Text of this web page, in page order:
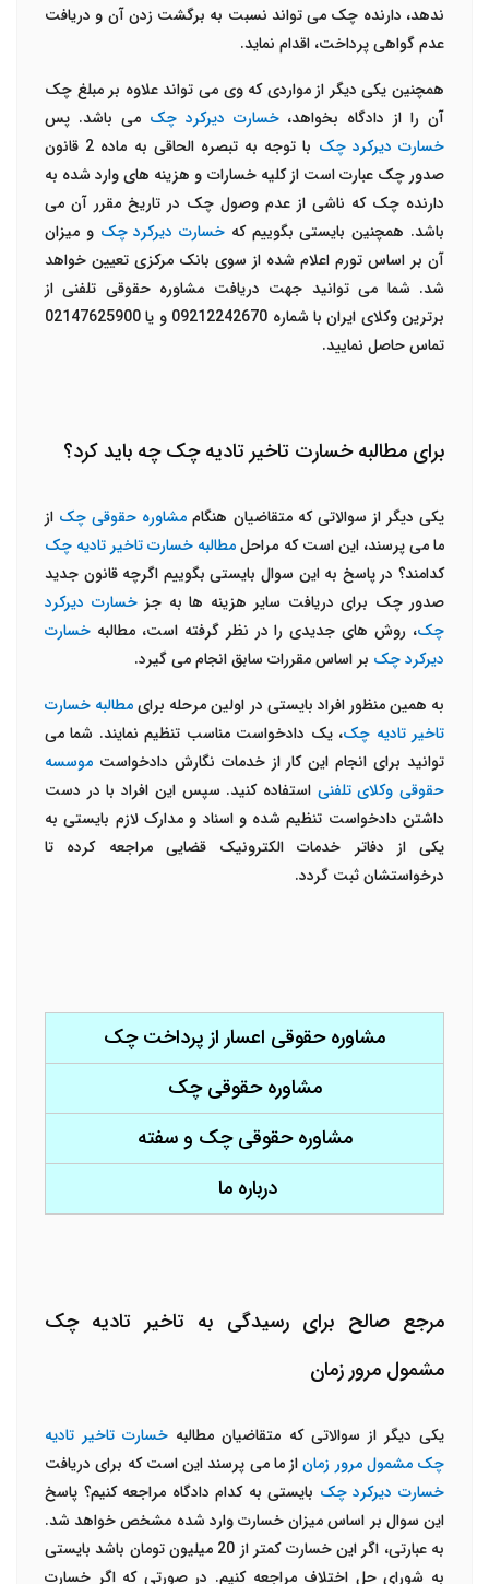
ندهد، دارنده چک می تواند نسبت به برگشت زدن آن و دریافت
عدم گواهی پرداخت، اقدام نماید.
همچنین یکی دیگر از مواردی که وی می تواند علاوه بر مبلغ چک
آن را از دادگاه بخواهد،خسارت دیرکرد چک می باشد. پس
خسارت دیرکرد چک
با توجه به تبصره الحاقی به ماده 2 قانون
صدور چک عبارت است از کلیه خسارات و هزینه های وارد شده به
دارنده چک که ناشی از عدم وصول چک در تاریخ مقرر آن می
باشد. همچنین بایستی بگوییم که خسارت دیرکرد چک و میزان
آن بر اساس تورم اعلام شده از سوی بانک مرکزی تعیین خواهد
شد. شما می توانید جهت دریافت مشاوره حقوقی تلفنی از
برترین وکلای ایران با شماره 09212242670 و یا 02147625900
تماس حاصل نمایید.
برای مطالبه خسارت تاخیر تادیه چک چه باید کرد؟
یکی دیگر از سوالاتی که متقاضیان هنگام مشاوره حقوقی چک از
ما می پرسند، این است که مراحلمطالبه خسارت تاخیر تادیه چک
کدامند؟ در پاسخ به این سوال بایستی بگوییم اگرچه قانون جدید
صدور چک برای دریافت سایر هزینه ها به جزخسارت دیرکرد
چک، روش های جدیدی را در نظر گرفته است، مطالبه خسارت
دیرکرد چک بر اساس مقررات سابق انجام می گیرد.
به همین منظور افراد بایستی در اولین مرحله برایمطالبه خسارت
تاخیر تادیه چک، یک دادخواست مناسب تنظیم نمایند. شما می
توانید برای انجام این کار از خدمات نگارش دادخواست موسسه
حقوقی وکلای تلفنی استفاده کنید. سپس این افراد با در دست
داشتن دادخواست تنظیم شده و اسناد و مدارک لازم بایستی به
یکی از دفاتر خدمات الکترونیک قضایی مراجعه کرده تا
درخواستشان ثبت گردد.
مشاوره حقوقی اعسار از پرداخت چک
مشاوره حقوقی چک
مشاوره حقوقی چک و سفته
درباره ما
مرجع صالح برای رسیدگی به تاخیر تادیه چک
مشمول مرور زمان
یکی دیگر از سوالاتی که متقاضیان مطالبه خسارت تاخیر تادیه
چک مشمول مرور زماناز ما می پرسند این است که برای دریافت
خسارت دیرکرد چک بایستی به کدام دادگاه مراجعه کنیم؟ پاسخ
این سوال بر اساس میزان خسارت وارد شده مشخص خواهد شد.
به عبارتی، اگر این خسارت کمتر از 20 میلیون تومان باشد بایستی
به شورای حل اختلاف مراجعه کنیم. در صورتی که اگر خسارت